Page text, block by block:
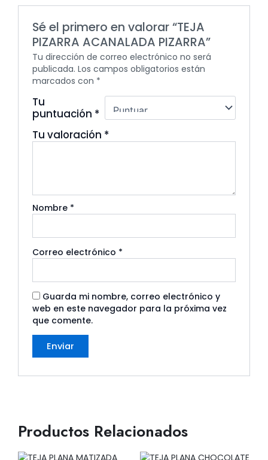
Sé el primero en valorar “TEJA
PIZARRA ACANALADA PIZARRA”
Tu dirección de correo electrónico no será
publicada. Los campos obligatorios están
marcados con *
Tu
puntuación *
Tu valoración *
Nombre *
Correo electrónico *
Guarda mi nombre, correo electrónico y
web en este navegador para la próxima vez
que comente.
Productos Relacionados